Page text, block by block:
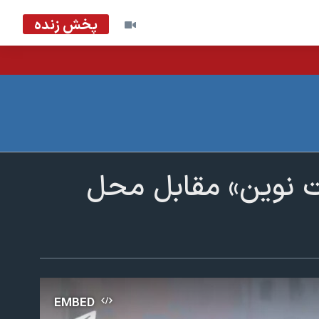
پخش زنده
نوین» مقابل محل
EMBED